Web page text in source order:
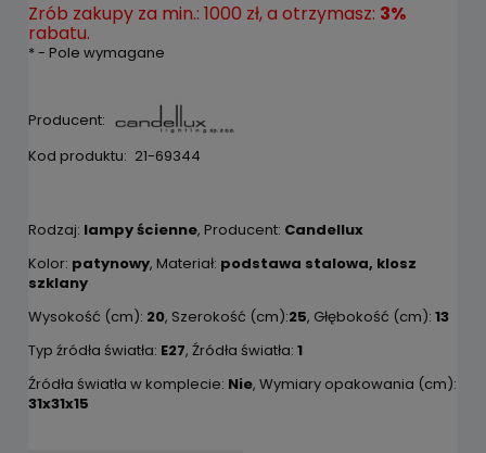
Zrób zakupy za min.: 1000 zł, a otrzymasz: 3%
rabatu.
*- Pole wymagane
Producent:
Kod produktu: 21-69344
Rodzaj: lampy ścienne, Producent: Candellux
Kolor: patynowy, Materiał: podstawa stalowa, klosz
szklany
Wysokość (cm): 20, Szerokość (cm):25, Głębokość (cm): 13
Typ źródła światła: E27, Źródła światła: 1
Źródła światła w komplecie: Nie, Wymiary opakowania (cm):
31x31x15